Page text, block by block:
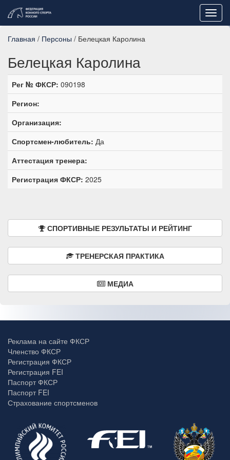
Главная / Персоны / Белецкая Каролина
Белецкая Каролина
Рег № ФКСР: 090198
Регион:
Организация:
Спортсмен-любитель: Да
Аттестация тренера:
Регистрация ФКСР: 2025
СПОРТИВНЫЕ РЕЗУЛЬТАТЫ И РЕЙТИНГ
ТРЕНЕРСКАЯ ПРАКТИКА
МЕДИА
Реклама на сайте ФКСР
Членство ФКСР
Регистрация ФКСР
Регистрация FEI
Паспорт ФКСР
Паспорт FEI
Страхование спортсменов